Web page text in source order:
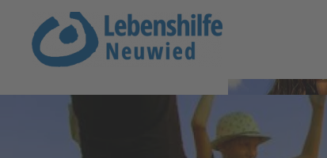
Zum Hauptinhalt springen